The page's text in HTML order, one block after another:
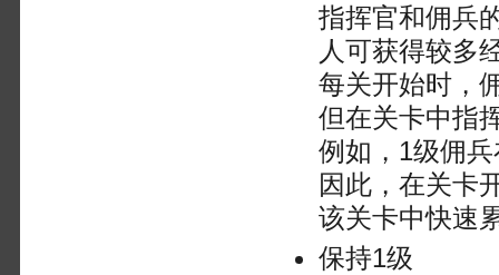
指挥官和佣兵
人可获得较多
每关开始时，
但在关卡中指
例如，1级佣
因此，在关卡
该关卡中快速
保持1级